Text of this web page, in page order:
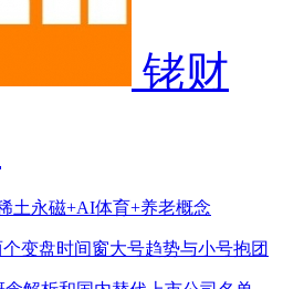
铑财
土永磁+AI体育+养老概念
变盘时间窗大号趋势与小号抱团